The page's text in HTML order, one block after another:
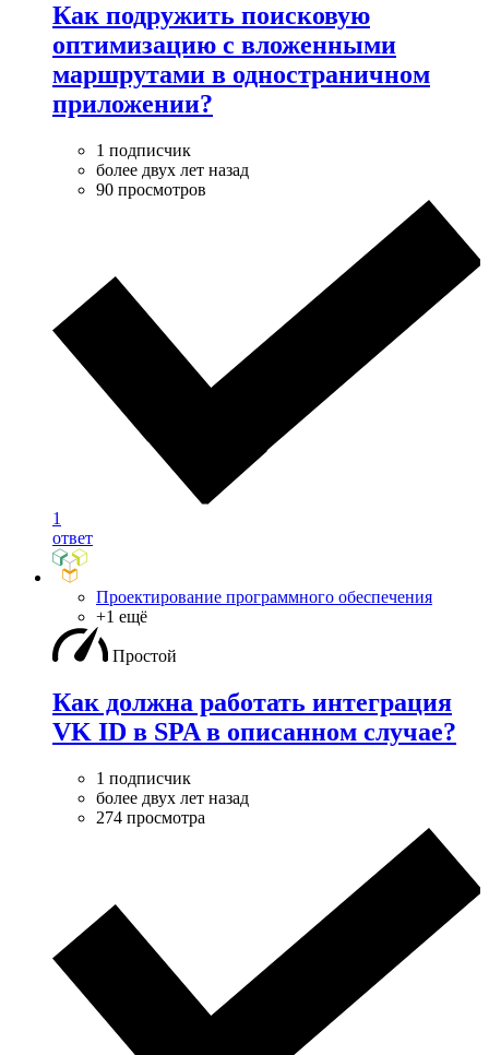
Как подружить поисковую
оптимизацию с вложенными
маршрутами в одностраничном
приложении?
1 подписчик
более двух лет назад
90 просмотров
1
ответ
Проектирование программного обеспечения
+1 ещё
Простой
Как должна работать интеграция
VK ID в SPA в описанном случае?
1 подписчик
более двух лет назад
274 просмотра